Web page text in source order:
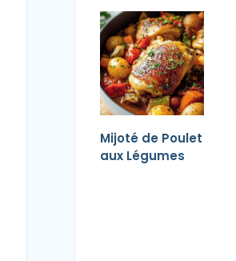
Mijoté de Poulet
aux Légumes